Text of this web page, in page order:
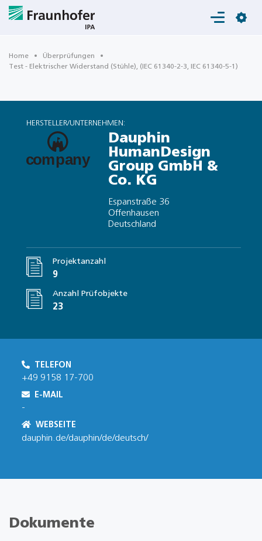
Login
Home
Überprüfungen
Test - Elektrischer Widerstand (Stühle), (IEC 61340-2-3, IEC 61340-5-1)
HERSTELLER/UNTERNEHMEN:
Dauphin
HumanDesign
Group GmbH &
Co. KG
Espanstraße 36
Offenhausen
Deutschland
Projektanzahl
9
Anzahl Prüfobjekte
23
TELEFON
+49 9158 17-700
E-MAIL
-
WEBSEITE
dauphin.de/dauphin/de/deutsch/
Dokumente